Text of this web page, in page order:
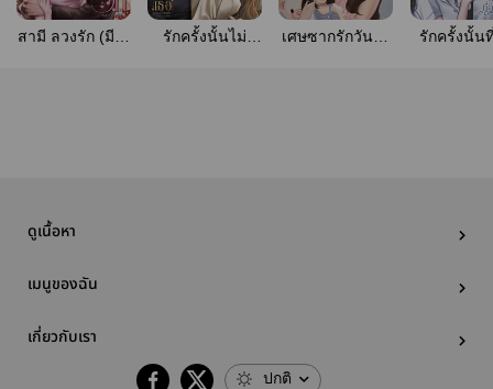
สามี ลวงรัก (มีE-
รักครั้งนั้นไม่
เศษซากรักวันไร้
รักครั้งนั้น
ดูเนื้อหา
เมนูของฉัน
เกี่ยวกับเรา
ปกติ